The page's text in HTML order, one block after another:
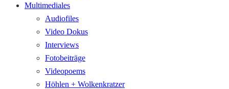
Multimediales
Audiofiles
Video Dokus
Interviews
Fotobeiträge
Videopoems
Höhlen + Wolkenkratzer